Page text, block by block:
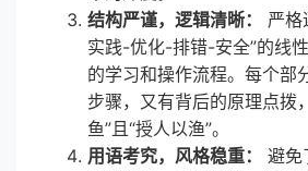
结构严谨，逻辑清晰：
严格
实践-优化-排错-安全”的线
的学习和操作流程。每个部
步骤，又有背后的原理点拨
鱼”且“授人以渔”。
用语考究，风格稳重：
避免